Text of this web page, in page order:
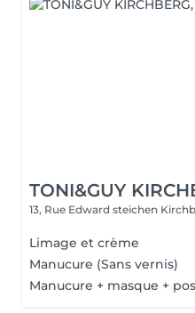
TONI&GUY
13, Rue Edward steichen
Limage et crème
Manucure (Sans vernis)
Manucure + masque +